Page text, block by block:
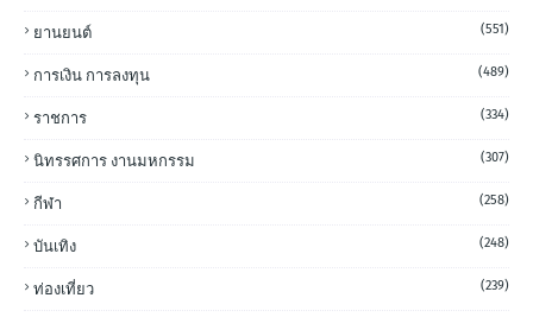
ยานยนต์ (551)
การเงิน การลงทุน (489)
ราชการ (334)
นิทรรศการ งานมหกรรม (307)
กีฬา (258)
บันเทิง (248)
ท่องเที่ยว (239)